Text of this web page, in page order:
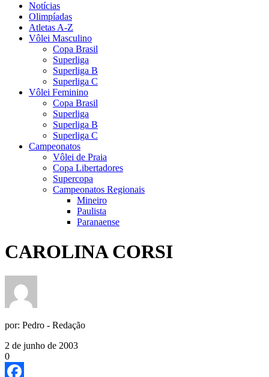
Notícias
Olimpíadas
Atletas A-Z
Vôlei Masculino
Copa Brasil
Superliga
Superliga B
Superliga C
Vôlei Feminino
Copa Brasil
Superliga
Superliga B
Superliga C
Campeonatos
Vôlei de Praia
Copa Libertadores
Supercopa
Campeonatos Regionais
Mineiro
Paulista
Paranaense
CAROLINA CORSI
por: Pedro - Redação
2 de junho de 2003
0